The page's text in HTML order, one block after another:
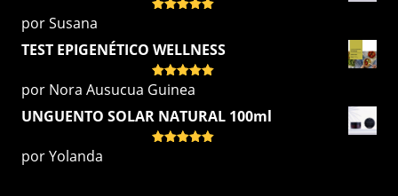
por Susana
TEST EPIGENÉTICO WELLNESS
Valorado
con 5de 5
por Nora Ausucua Guinea
UNGUENTO SOLAR NATURAL 100ml
por Yolanda